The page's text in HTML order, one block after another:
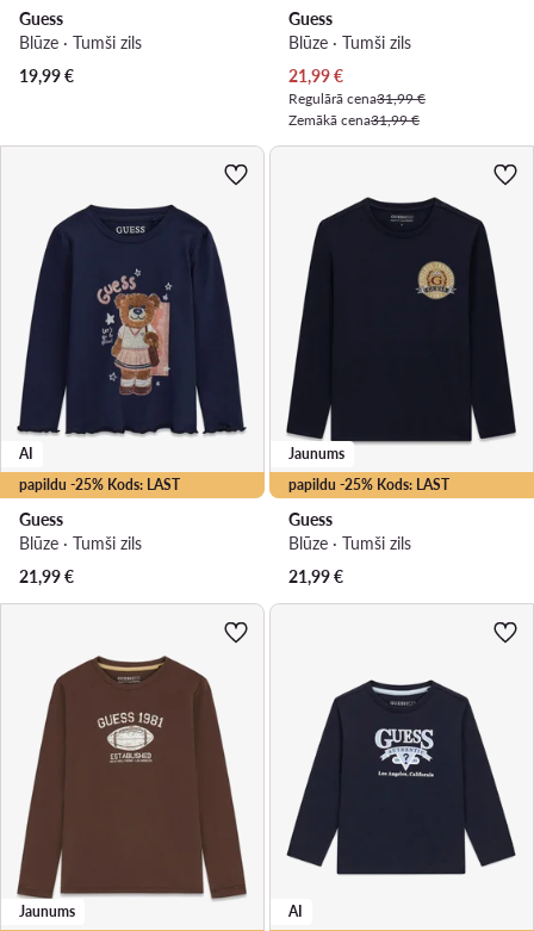
Guess
Blūze · Tumši zils
19,99€
Guess
Blūze · Tumši zils
Pašreizējā cena
21,99€
Regulārā cena31,99 €
Zemākā cena31,99 €
papildu -25% Kods: LAST
AI
Guess
Blūze · Tumši zils
21,99€
papildu -25% Kods: LAST
Jaunums
Guess
Blūze · Tumši zils
21,99€
Jaunums AI